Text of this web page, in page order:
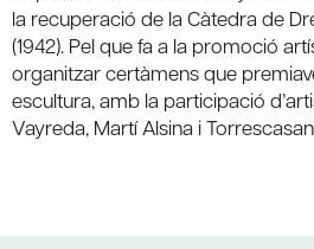
la recuperació de la Càtedra de
(1942). Pel que fa a la promoció
organitzar certàmens que
escultura, amb la participació
Vayreda, Martí Alsina i